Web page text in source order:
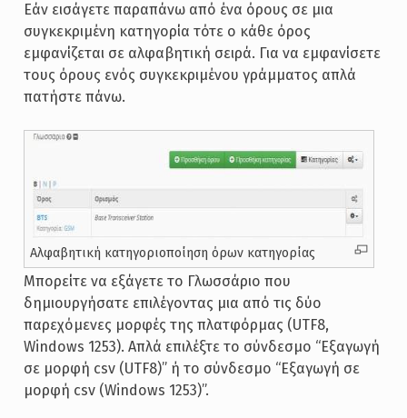
Εάν εισάγετε παραπάνω από ένα όρους σε μια
συγκεκριμένη κατηγορία τότε ο κάθε όρος
εμφανίζεται σε αλφαβητική σειρά. Για να εμφανίσετε
τους όρους ενός συγκεκριμένου γράμματος απλά
πατήστε πάνω.
Αλφαβητική κατηγοριοποίηση όρων κατηγορίας
Μπορείτε να εξάγετε το Γλωσσάριο που
δημιουργήσατε επιλέγοντας μια από τις δύο
παρεχόμενες μορφές της πλατφόρμας (UTF8,
Windows 1253). Απλά επιλέξτε το σύνδεσμο “Εξαγωγή
σε μορφή csv (UTF8)” ή το σύνδεσμο “Εξαγωγή σε
μορφή csv (Windows 1253)”.